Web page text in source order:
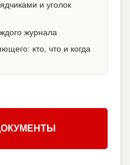
и уголок
журнала
кто, что и когда